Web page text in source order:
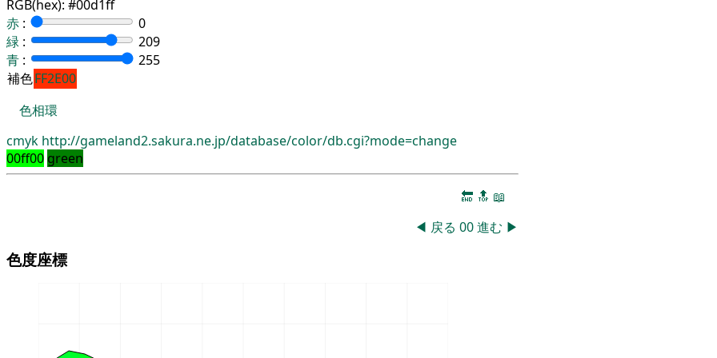
RGB(hex): #00d1ff
赤 :
0
緑 :
209
青 :
255
補色FF2E00
色相環
cmyk http://gameland2.sakura.ne.jp/database/color/db.cgi?mode=change
00ff00 green
🔚 🔝 📖
◀ 戻る 00進む ▶
色度座標